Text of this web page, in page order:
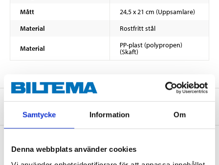
Samtycke Information Om
Denna webbplats använder cookies
Mått
24,5 x 21 cm (Uppsamlare)
Material
Rostfritt stål
Material PP-plast (polypropen)
(Skaft)